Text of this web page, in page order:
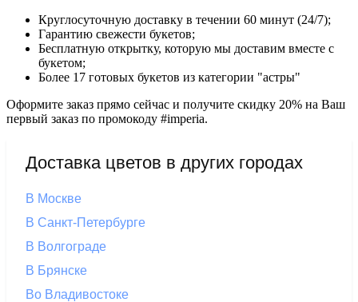
Круглосуточную доставку в течении 60 минут (24/7);
Гарантию свежести букетов;
Бесплатную открытку, которую мы доставим вместе с
букетом;
Более 17 готовых букетов из категории "астры"
Оформите заказ прямо сейчас и получите скидку 20% на Ваш
первый заказ по промокоду #imperia.
Доставка цветов в других городах
В Москве
В Санкт-Петербурге
В Волгограде
В Брянске
Во Владивостоке